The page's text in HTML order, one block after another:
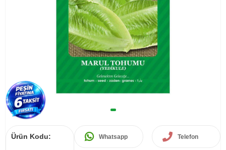
Ürün Kodu: Whatsapp Telefon